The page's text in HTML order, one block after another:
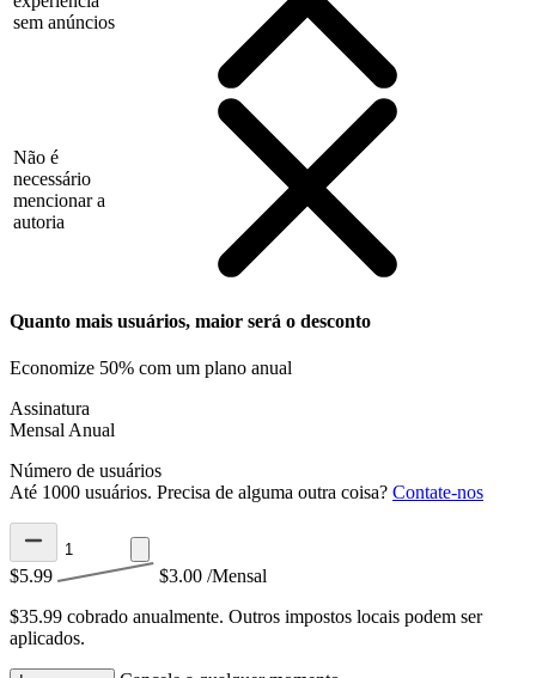
sem anúncios
Não é
necessário
mencionar a
autoria
Quanto mais usuários, maior será o desconto
Economize 50% com um plano anual
Assinatura
Mensal Anual
Número de usuários
Até 1000 usuários. Precisa de alguma outra coisa? Contate-nos
$5.99 $3.00 /Mensal
$35.99 cobrado anualmente. Outros impostos locais podem ser
aplicados.